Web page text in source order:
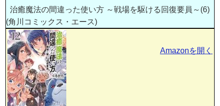
治癒魔法の間違った使い方 ～戦場を駆ける回復要員～(6)
(角川コミックス・エース)
Amazonを開く